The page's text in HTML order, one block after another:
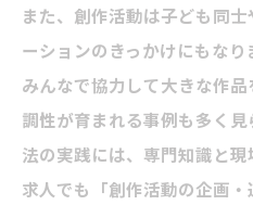
また、創作活動は子ども同
ーションのきっかけにもなり
みんなで協力して大きな作
調性が育まれる事例も多く
法の実践には、専門知識と現
求人でも「創作活動の企画